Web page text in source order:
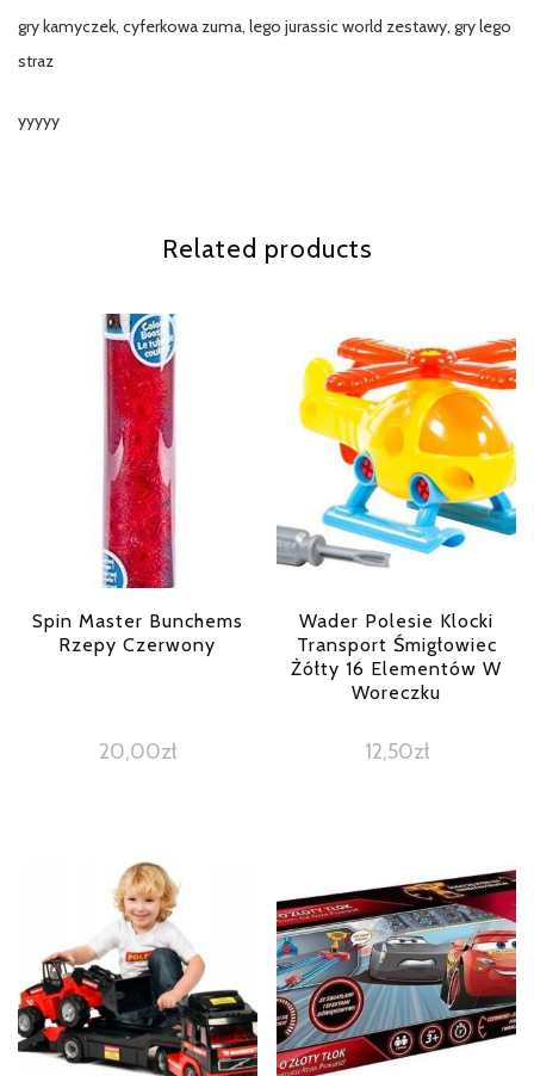
gry kamyczek, cyferkowa zuma, lego jurassic world zestawy, gry lego
straz
yyyyy
Related products
Spin Master Bunchems
Rzepy Czerwony
20,00zł
Wader Polesie Klocki
Transport Śmigłowiec
Żółty 16 Elementów W
Woreczku
12,50zł